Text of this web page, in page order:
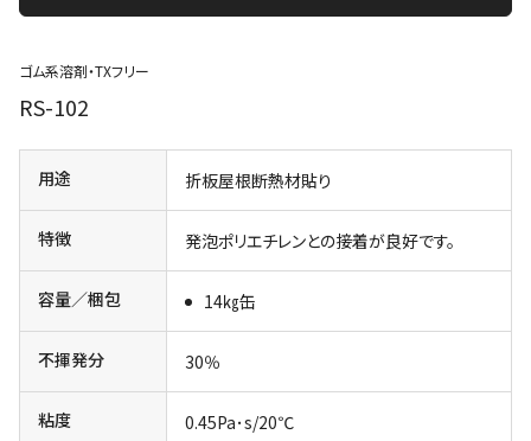
ゴム系溶剤・TXフリー
RS-102
用途 折板屋根断熱材貼り
特徴 発泡ポリエチレンとの接着が良好です。
容量／梱包 14㎏缶
不揮発分 30％
粘度 0.45Pa･s/20℃